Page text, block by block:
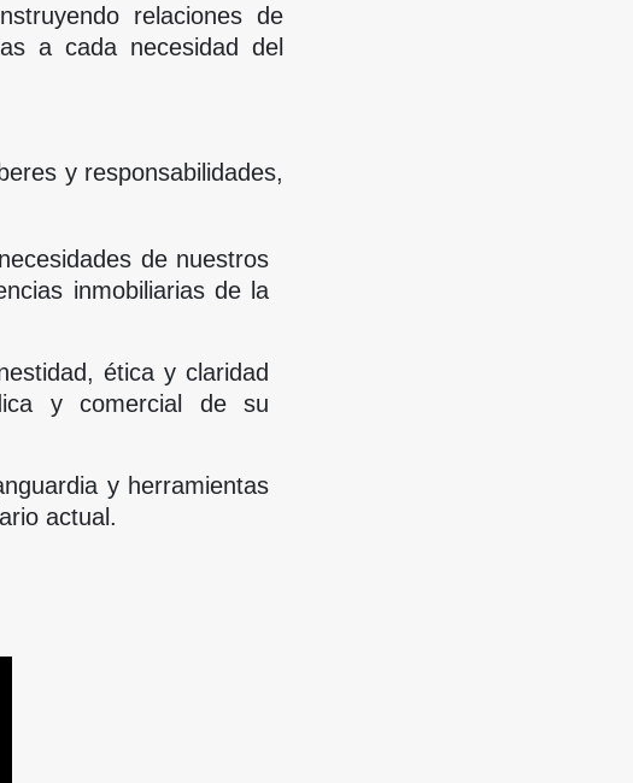
relaciones de
a cada necesidad del
y responsabilidades,
de nuestros
inmobiliarias de la
ética y claridad
y comercial de su
y herramientas
actual.